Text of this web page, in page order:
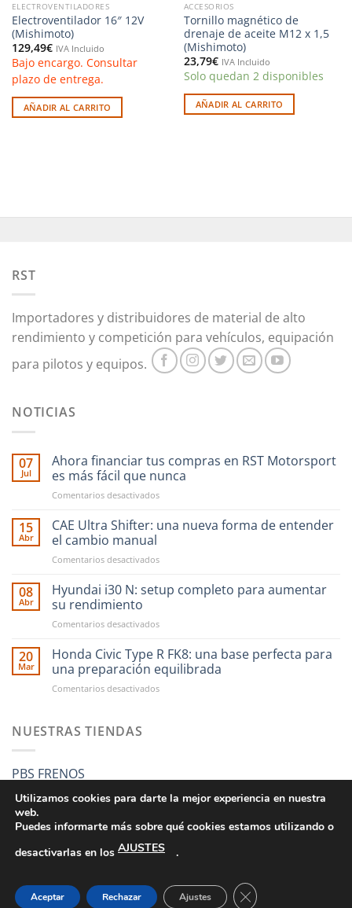
ELECTROVENTILADORES
Electroventilador 16″ 12V
(Mishimoto)
129,49€ IVA Incluido
Bajo encargo. Consultar
plazo de entrega.
AÑADIR AL CARRITO
ACCESORIOS
Tornillo magnético de
drenaje de aceite M12 x 1,5
(Mishimoto)
23,79€ IVA Incluido
Solo quedan 2 disponibles
AÑADIR AL CARRITO
RST
Importadores y distribuidores de material de alto
rendimiento y competición para vehículos, equipación
para pilotos y equipos.
NOTICIAS
07
Jul
Ahora financiar tus compras en RST Motorsport
es más fácil que nunca
Comentarios desactivadosen
financiar
en
Motorsport
fácil
nunca
15
Abr
CAE Ultra Shifter: una nueva forma de entender
el cambio manual
Comentarios desactivadosen
Ultra
Shifter:
nueva
de
entender
cambio
08
Abr
Hyundai i30 N: setup completo para aumentar
su rendimiento
Comentarios desactivadosen
i30
setup
completo
20
Mar
Honda Civic Type R FK8: una base perfecta para
una preparación equilibrada
Comentarios desactivadosen
base
perfecta
preparación
equilibrada
NUESTRAS TIENDAS
PBS FRENOS
SUS DATOS SEGUROS
Copyright 2026 © RST MOTORSPORT
Utilizamos cookies para darte la mejor experiencia en nuestra
web.
Puedes informarte más sobre qué cookies estamos utilizando o
desactivarlas en los AJUSTES .
Aceptar Rechazar Ajustes CERRAR EL